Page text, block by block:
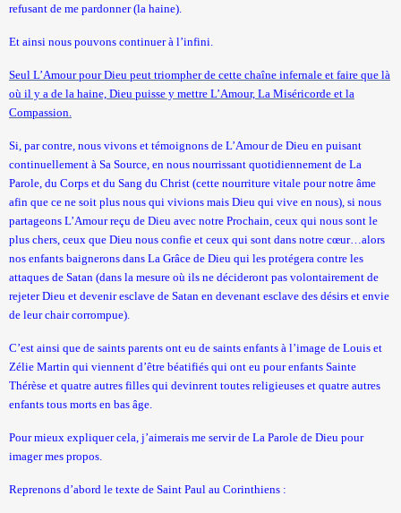
refusant de me pardonner (la haine).
Et ainsi nous pouvons continuer à l’infini.
Seul L’Amour pour Dieu peut triompher de cette chaîne infernale et faire que là
où il y a de la haine, Dieu puisse y mettre L’Amour, La Miséricorde et la
Compassion.
Si, par contre, nous vivons et témoignons de L’Amour de Dieu en puisant
continuellement à Sa Source, en nous nourrissant quotidiennement de La
Parole, du Corps et du Sang du Christ (cette nourriture vitale pour notre âme
afin que ce ne soit plus nous qui vivions mais Dieu qui vive en nous), si nous
partageons L’Amour reçu de Dieu avec notre Prochain, ceux qui nous sont le
plus chers, ceux que Dieu nous confie et ceux qui sont dans notre cœur…alors
nos enfants baignerons dans La Grâce de Dieu qui les protégera contre les
attaques de Satan (dans la mesure où ils ne décideront pas volontairement de
rejeter Dieu et devenir esclave de Satan en devenant esclave des désirs et envie
de leur chair corrompue).
C’est ainsi que de saints parents ont eu de saints enfants à l’image de Louis et
Zélie Martin qui viennent d’être béatifiés qui ont eu pour enfants Sainte
Thérèse et quatre autres filles qui devinrent toutes religieuses et quatre autres
enfants tous morts en bas âge.
Pour mieux expliquer cela, j’aimerais me servir de La Parole de Dieu pour
imager mes propos.
Reprenons d’abord le texte de Saint Paul au Corinthiens :